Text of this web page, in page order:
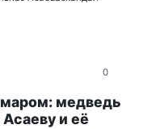
0
медведь
Асаеву и её